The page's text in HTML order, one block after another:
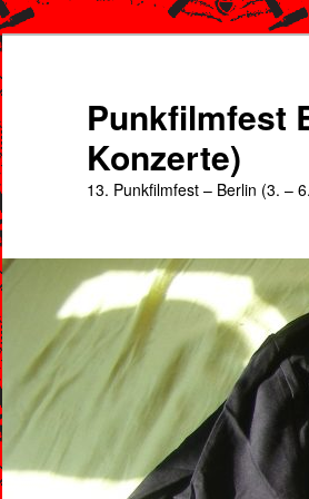
Punkfilmfest
Konzerte)
13. Punkfilmfest – Berlin (3. –